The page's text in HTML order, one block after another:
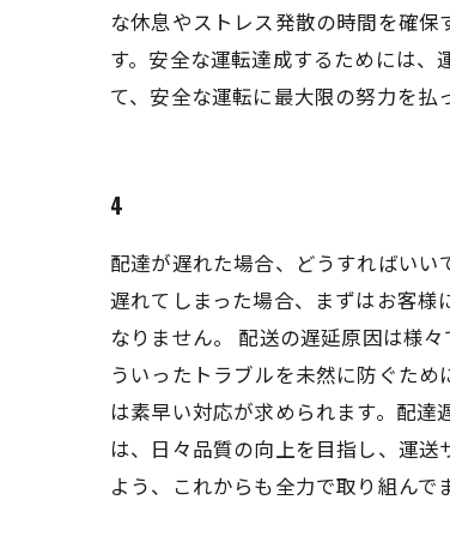
な休息やストレス発散の時間を確
す。安全な運転達成するためには
て、安全な運転に最大限の努力を払
4
配達が遅れた場合、どうすればい
遅れてしまった場合、まずはお客
なりません。 配送の遅延原因は様
ういったトラブルを未然に防ぐた
は素早い対応が求められます。配
は、日々品質の向上を目指し、運
よう、これからも全力で取り組んで